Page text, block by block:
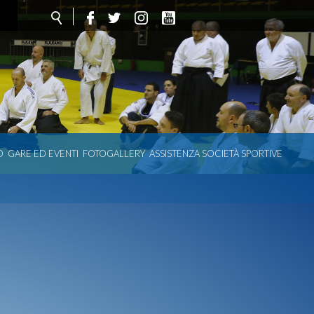
GARE ED EVENTI FOTOGALLERY ASSISTENZA SOCIETÀ SPORTIVE